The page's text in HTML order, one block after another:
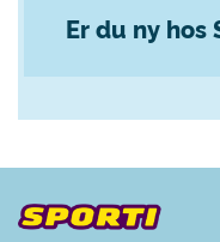
Er du ny hos